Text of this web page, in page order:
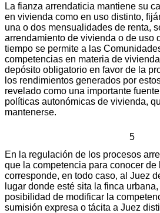
La fianza arrendaticia mantiene su
en vivienda como en uso distinto,
una o dos mensualidades de renta,
arrendamiento de vivienda o de uso
tiempo se permite a las
competencias en materia de
depósito obligatorio en favor de la
los rendimientos generados por
revelado como una importante
políticas autonómicas de vivienda,
mantenerse.
5
En la regulación de los procesos
que la competencia para conocer de
corresponde, en todo caso, al Juez
lugar donde esté sita la finca
posibilidad de modificar la
sumisión expresa o tácita a Juez